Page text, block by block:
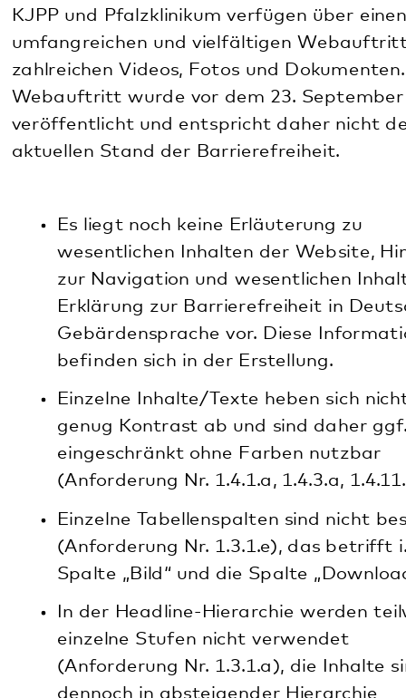
Gebärdensprache vor. Diese Informationen
befinden sich in der Erstellung.
Einzelne Inhalte/Texte heben sich nicht durch
genug Kontrast ab und sind daher ggf. nur
(Anforderung Nr. 1.4.1.a, 1.4.3.a, 1.4.11.a).
In der Headline-Hierarchie werden teilweise
(Anforderung Nr. 1.3.1.a), die Inhalte sind
dennoch in absteigender Hierarchie
nachvollziehbar.
Dokumente, die von Dritten bereitgestellt
werden (z.B. Videos, die via Youtube
eingebettet werden), liegen ggf. nicht
barrierefrei vor.
Es fehlen Alternativtexte zu Bildern, wir
arbeiten daran, diese schrittweise
nachzupflegen (Anforderung 1.1.1.b).
Dokumente aus Büroanwendungen (z.B. PDF-
Dokumente) sind ggf. nicht barrierefrei.
Bewerbungsmanagement) können uns von
diesen Anbietern derzeit nicht barrierefrei zur
Verfügung gestellt werden.